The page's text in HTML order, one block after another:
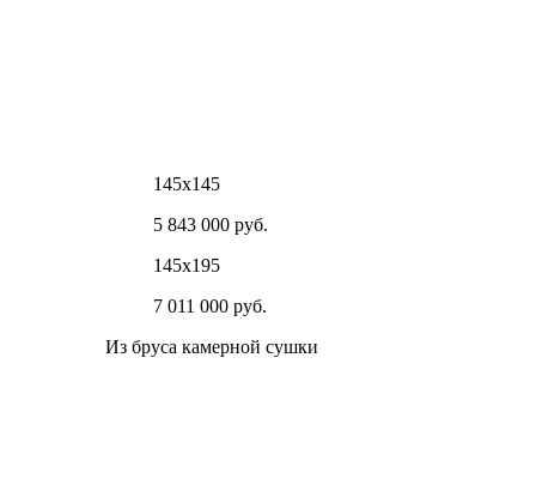
145х145
5 843 000 руб.
145х195
7 011 000 руб.
Из бруса камерной сушки